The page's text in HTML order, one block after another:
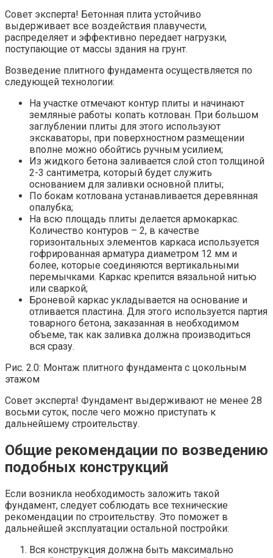
Совет эксперта! Бетонная плита устойчиво
выдерживает все воздействия плавучести,
распределяет и эффективно передает нагрузки,
поступающие от массы здания на грунт.
Возведение плитного фундамента осуществляется по
следующей технологии:
На участке отмечают контур плиты и начинают
земляные работы копать котлован. При большом
заглублении плиты для этого используют
экскаваторы, при поверхностном размещении
вполне можно обойтись ручным усилием;
Из жидкого бетона заливается слой стоп толщиной
2-3 сантиметра, который будет служить
основанием для заливки основной плиты;
По бокам котлована устанавливается деревянная
опалубка;
На всю площадь плиты делается армокаркас.
Количество контуров – 2, в качестве
горизонтальных элементов каркаса используется
гофрированная арматура диаметром 12 мм и
более, которые соединяются вертикальными
перемычками. Каркас крепится вязальной нитью
или сваркой;
Броневой каркас укладывается на основание и
отливается пластина. Для этого используется партия
товарного бетона, заказанная в необходимом
объеме, так как заливка должна производиться
вся сразу.
Рис. 2.0: Монтаж плитного фундамента с цокольным
этажом
Совет эксперта! Фундамент выдерживают не менее 28
восьми суток, после чего можно приступать к
дальнейшему строительству.
Общие рекомендации по возведению
подобных конструкций
Если возникла необходимость заложить такой
фундамент, следует соблюдать все технические
рекомендации по строительству. Это поможет в
дальнейшей эксплуатации остальной постройки:
Вся конструкция должна быть максимально